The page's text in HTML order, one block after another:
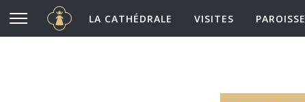
Aller au contenu principal
Cathédrale Notre-Dame de Chartres
LA CATHÉDRALE VISITES PAROISSE